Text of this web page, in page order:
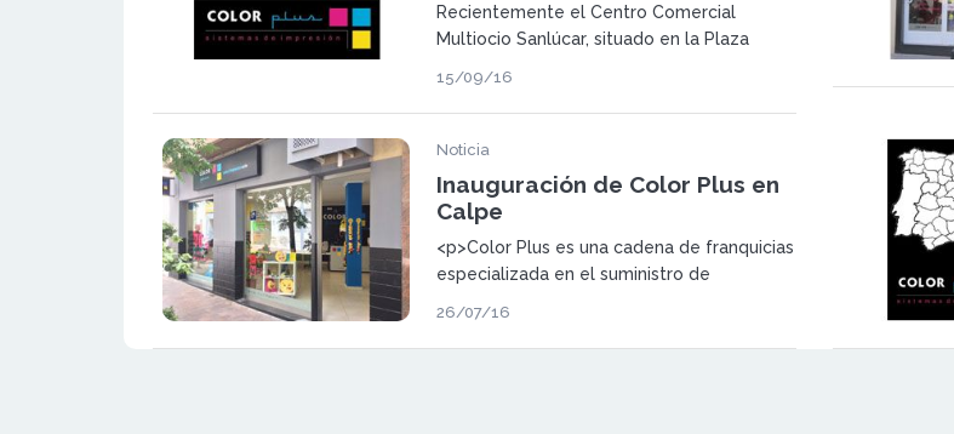
Recientemente el Centro Comercial
Multiocio Sanlúcar, situado en la Plaza
Plus para invitarle a ofertar a sus futuros
franquiciados un local en dicho Centro.
15/09/16
Noticia
Inauguración de Color Plus en
Calpe
<p>Color Plus es una cadena de franquicias
especializada en el suministro de
26/07/16